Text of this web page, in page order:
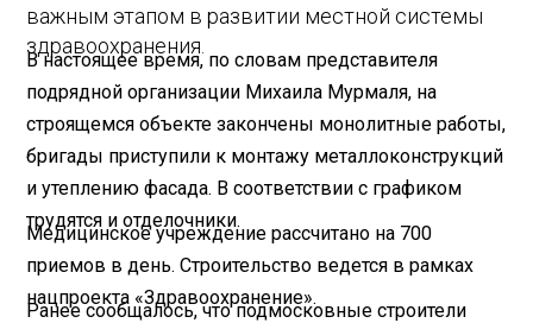
важным этапом в развитии местной системы
здравоохранения.
В настоящее время, по словам представителя
подрядной организации Михаила Мурмаля, на
строящемся объекте закончены монолитные работы,
бригады приступили к монтажу металлоконструкций
и утеплению фасада. В соответствии с графиком
трудятся и отделочники.
Медицинское учреждение рассчитано на 700
приемов в день. Строительство ведется в рамках
нацпроекта «Здравоохранение».
Ранее сообщалось, что подмосковные строители